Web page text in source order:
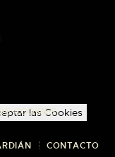
COOKIES
CONTACTO
las Cookies